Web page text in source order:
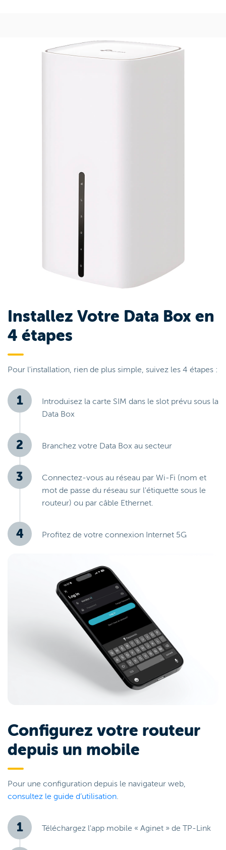
Installez Votre Data Box en
4 étapes
Pour l'installation, rien de plus simple, suivez les 4 étapes :
Introduisez la carte SIM dans le slot prévu sous la
Data Box
Branchez votre Data Box au secteur
Connectez-vous au réseau par Wi-Fi (nom et
mot de passe du réseau sur l'étiquette sous le
routeur) ou par câble Ethernet.
Profitez de votre connexion Internet 5G
Configurez votre routeur
depuis un mobile
Pour une configuration depuis le navigateur web,
consultez le guide d’utilisation.
Téléchargez l'app mobile « Aginet » de TP-Link